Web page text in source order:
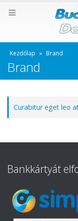
Kezdőlap » Brand
Brand
Curabitur eget leo
Bankkártyát